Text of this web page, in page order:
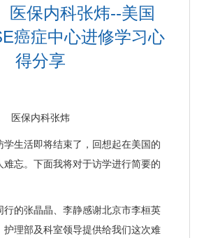
医保内科张炜--美国
癌症中心进修学习心
得分享
医保内科张炜
生活即将结束了，回想起在美国的
难忘。下面我将对于访学进行简要的
的张晶晶、李静感谢北京市李桓英
护理部及科室领导提供给我们这次难